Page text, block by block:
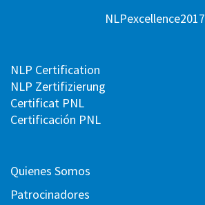
NLPexcellence2017
NLP Certification
NLP Zertifizierung
Certificat PNL
Certificación PNL
Quienes Somos
Patrocinadores